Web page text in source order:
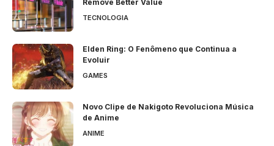
Remove Better Value
TECNOLOGIA
Elden Ring: O Fenômeno que Continua a
Evoluir
GAMES
Novo Clipe de Nakigoto Revoluciona Música
de Anime
ANIME